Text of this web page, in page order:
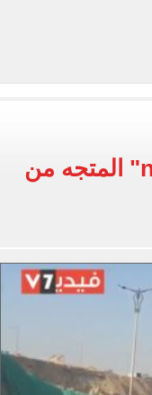
مليئة بالفرحة.. فيديو وصور
مالية
انتظام الحالة المرورية بطريق الـ"na" المتجه من